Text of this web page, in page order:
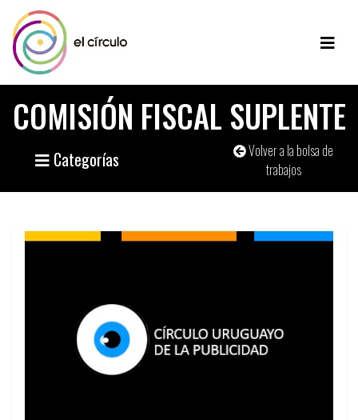
COMISIÓN FISCAL SUPLENTE
Categorías
Volver a la bolsa de
trabajos